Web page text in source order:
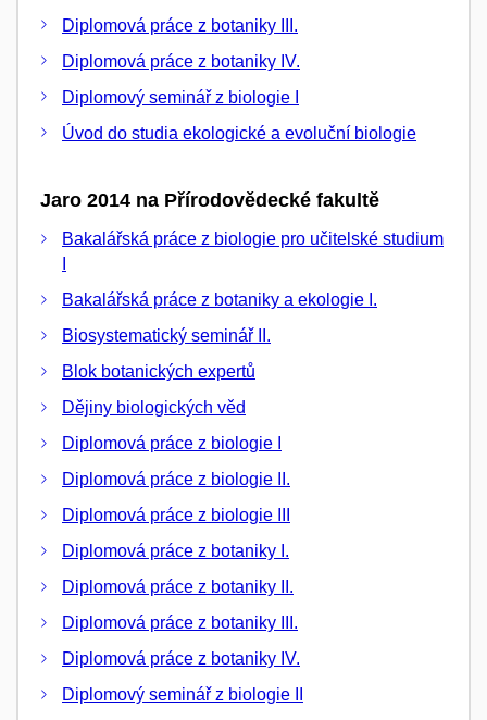
Diplomová práce z botaniky III.
Diplomová práce z botaniky IV.
Diplomový seminář z biologie I
Úvod do studia ekologické a evoluční biologie
Jaro 2014 na Přírodovědecké fakultě
Bakalářská práce z biologie pro učitelské studium
Bakalářská práce z botaniky a ekologie I.
Biosystematický seminář II.
Blok botanických expertů
Dějiny biologických věd
Diplomová práce z biologie I
Diplomová práce z biologie II.
Diplomová práce z biologie III
Diplomová práce z botaniky I.
Diplomová práce z botaniky II.
Diplomová práce z botaniky III.
Diplomová práce z botaniky IV.
Diplomový seminář z biologie II